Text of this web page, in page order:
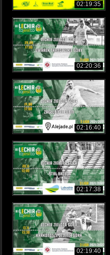
02:19:35
02:20:36
02:16:40
02:17:38
02:19:40